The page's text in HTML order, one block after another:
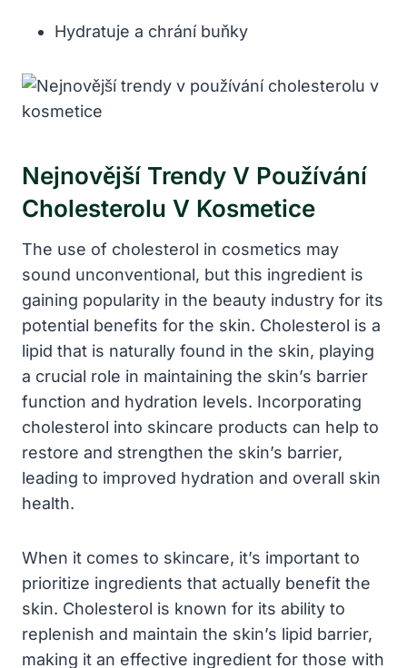
Hydratuje a chrání buňky
Nejnovější Trendy V Používání
Cholesterolu V Kosmetice
The use of cholesterol in cosmetics may
sound unconventional, but this ingredient is
gaining popularity in the beauty industry for its
potential benefits for the skin. Cholesterol is a
lipid that is naturally found in the skin, playing
a crucial role in maintaining the skin’s barrier
function and hydration levels. Incorporating
cholesterol into skincare products can help to
restore and strengthen the skin’s barrier,
leading to improved hydration and overall skin
health.
When it comes to skincare, it’s important to
prioritize ingredients that actually benefit the
skin. Cholesterol is known for its ability to
replenish and maintain the skin’s lipid barrier,
making it an effective ingredient for those with